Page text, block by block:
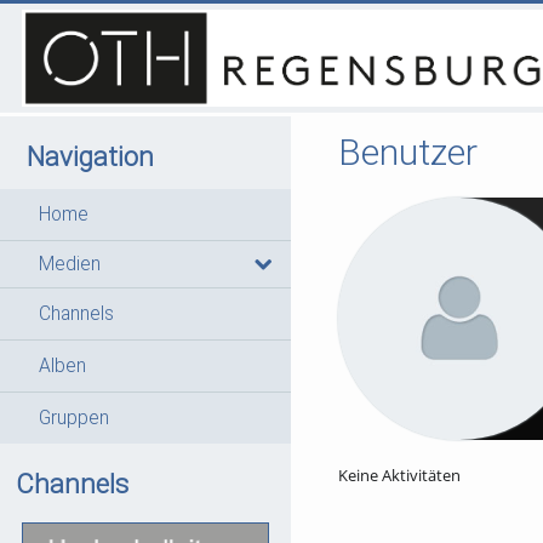
Navigation
Home
Medien
Channels
Alben
Gruppen
Channels
Benutzer
Keine Aktivitäten